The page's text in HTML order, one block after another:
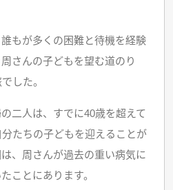
もが多くの困難と待機を経験
さんの子どもを望む道のり
した。
二人は、すでに40歳を超えて
たちの子どもを迎えることが
、周さんが過去の重い病気に
ことにあります。